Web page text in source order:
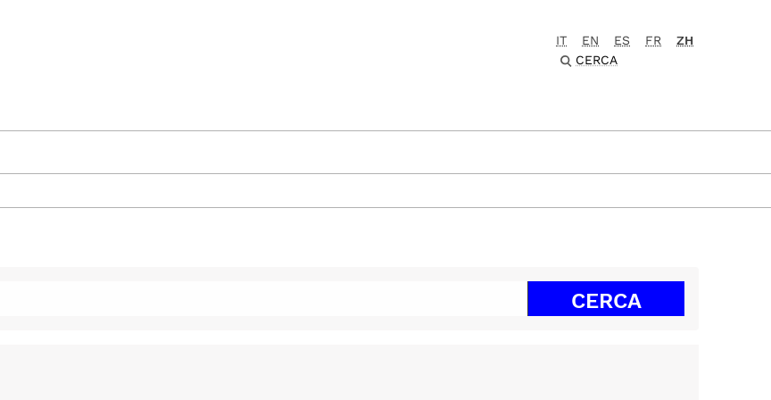
IT EN ES FR
ZH
CERCA